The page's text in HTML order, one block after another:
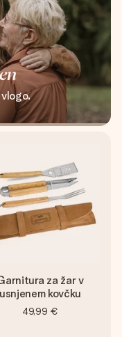
za žar v
usnjenem kovčku
49,99 €